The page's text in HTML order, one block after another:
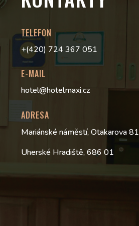
TELEFON
+(420) 724 367 051
E-MAIL
hotel@hotelmaxi.cz
ADRESA
Mariánské náměstí, Otakarova 81
Uherské Hradiště, 686 01